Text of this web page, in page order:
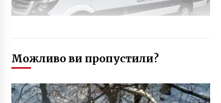
Можливо ви пропустили?